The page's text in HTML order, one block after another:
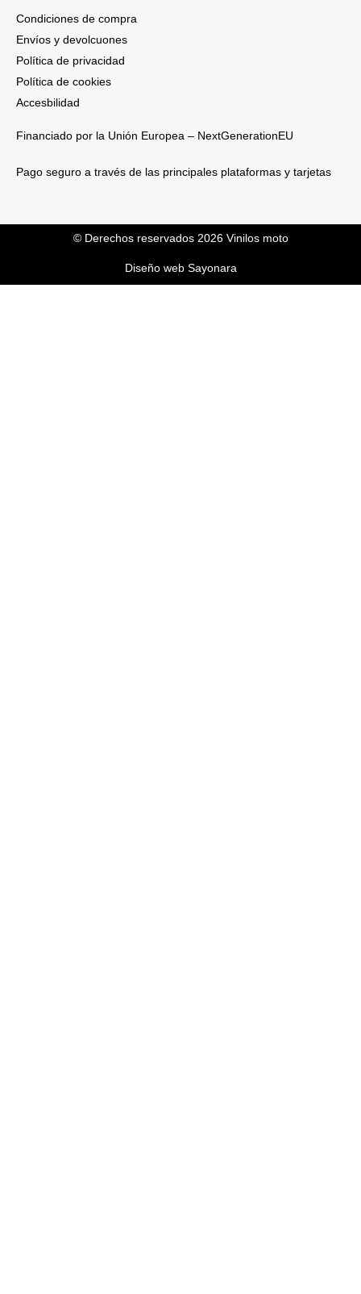
Condiciones de compra
Envíos y devolcuones
Política de privacidad
Política de cookies
Accesbilidad
Financiado por la Unión Europea – NextGenerationEU
Pago seguro a través de las principales plataformas y tarjetas
© Derechos reservados 2026 Vinilos moto
Diseño web Sayonara